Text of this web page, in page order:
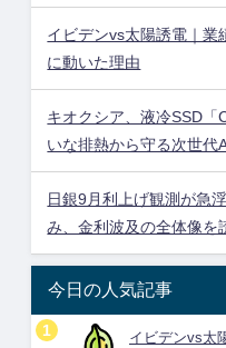
イビデンvs太陽誘電｜業
に動いた理由
キオクシア、液冷SSD「
いな排熱から守る次世代
日銀9月利上げ観測が急
み、金利波及の全体像を
今日の人気記事
イビデンvs太